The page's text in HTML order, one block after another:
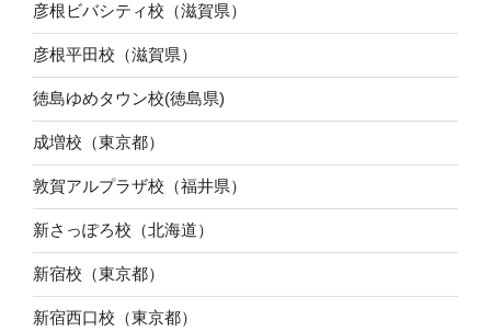
彦根ビバシティ校（滋賀県）
彦根平田校（滋賀県）
徳島ゆめタウン校(徳島県)
成増校（東京都）
敦賀アルプラザ校（福井県）
新さっぽろ校（北海道）
新宿校（東京都）
新宿西口校（東京都）